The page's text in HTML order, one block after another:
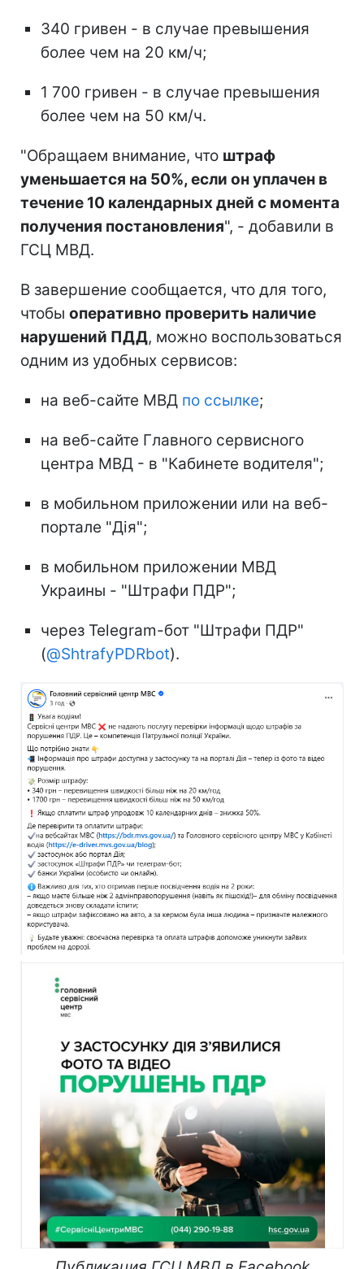
340 гривен - в случае превышения
более чем на 20 км/ч;
1 700 гривен - в случае превышения
более чем на 50 км/ч.
"Обращаем внимание, что штраф
уменьшается на 50%, если он уплачен в
течение 10 календарных дней с момента
получения постановления", - добавили в
ГСЦ МВД.
В завершение сообщается, что для того,
чтобы оперативно проверить наличие
нарушений ПДД, можно воспользоваться
одним из удобных сервисов:
на веб-сайте МВД по ссылке;
на веб-сайте Главного сервисного
центра МВД - в "Кабинете водителя";
в мобильном приложении или на веб-
портале "Дія";
в мобильном приложении МВД
Украины - "Штрафи ПДР";
через Telegram-бот "Штрафи ПДР"
(@ShtrafyPDRbot).